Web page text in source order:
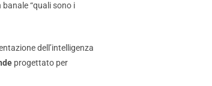
“quali sono i
dell’intelligenza
progettato per